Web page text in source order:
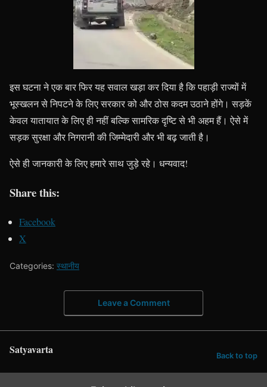
इस घटना ने एक बार फिर यह सवाल खड़ा कर दिया है कि पहाड़ी राज्यों में
भूस्खलन से निपटने के लिए सरकार को और ठोस कदम उठाने होंगे। सड़कें
केवल यातायात के लिए ही नहीं बल्कि सामरिक दृष्टि से भी अहम हैं। ऐसे में
सड़क सुरक्षा और निगरानी की जिम्मेदारी और भी बढ़ जाती है।
ऐसे ही जानकारी के लिए हमारे साथ जुड़े रहे। धन्यवाद!
Share this:
Facebook
X
Categories: स्थानीय
Leave a Comment
Satyavarta Back to top